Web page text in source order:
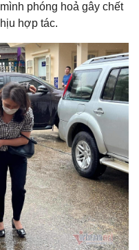
phóng hoả gây chết
hợp tác.